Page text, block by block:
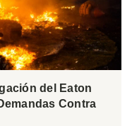
del Eaton
Contra